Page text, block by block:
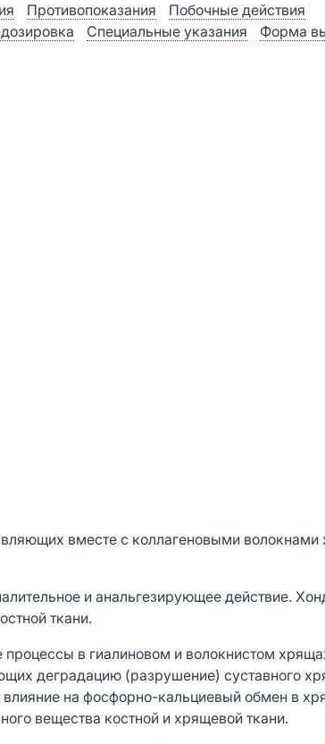
Противопоказания
Побочные действия
Специальные указания
Форма
вместе с коллагеновыми
и анальгезирующее действие.
ткани.
в гиалиновом и волокнистом
деградацию (разрушение) суставного
на фосфорно-кальциевый обмен в
вещества костной и хрящевой ткани.